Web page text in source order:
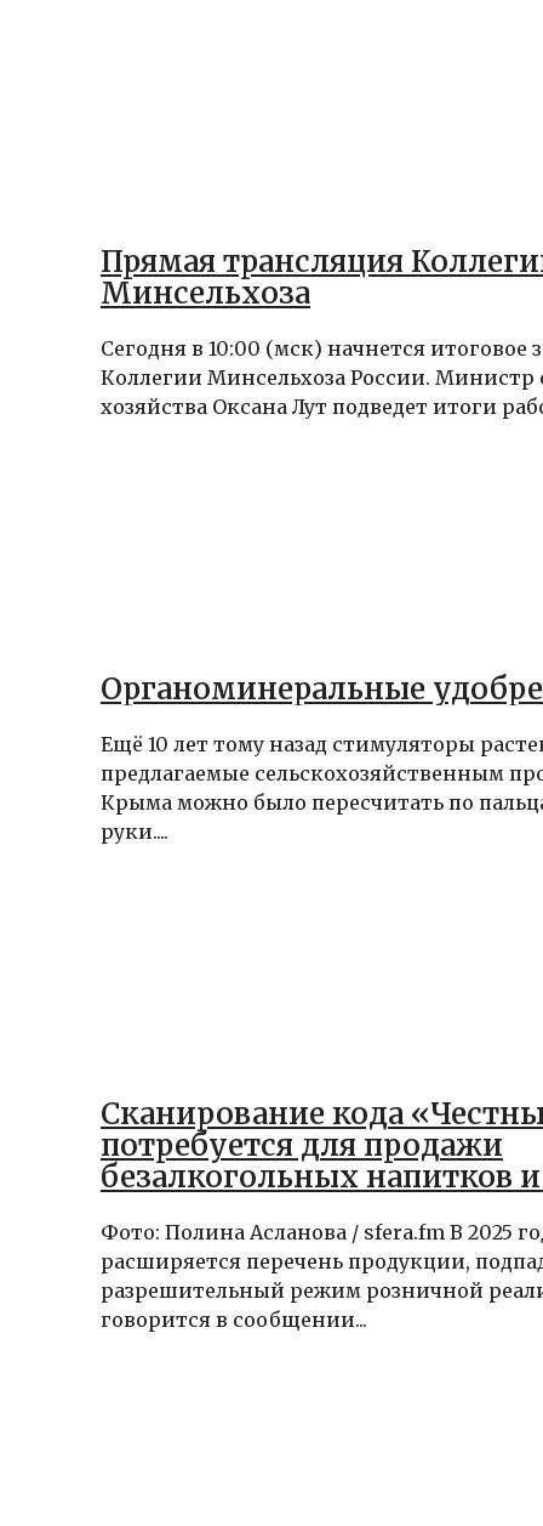
Прямая трансляция
Минсельхоза
Сегодня в 10:00 (мск) начнется итоговое
Коллегии Минсельхоза России. Министр
хозяйства Оксана Лут подведет итоги
Органоминеральные
Ещё 10 лет тому назад стимуляторы
предлагаемые сельскохозяйственным
Крыма можно было пересчитать по
руки....
Сканирование кода
потребуется для продажи
безалкогольных напитков
Фото: Полина Асланова / sfera.fm В 2025
расширяется перечень продукции,
разрешительный режим розничной
говорится в сообщении...